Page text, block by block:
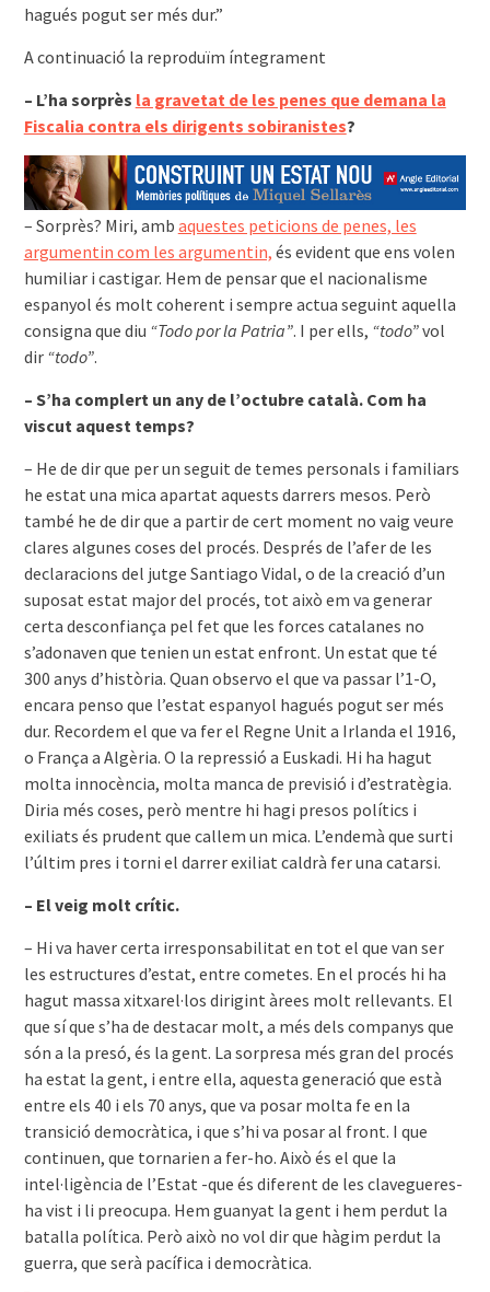
hagués pogut ser més dur.”
A continuació la reproduïm íntegrament
– L’ha sorprès la gravetat de les penes que demana la
Fiscalia contra els dirigents sobiranistes?
– Sorprès? Miri, amb aquestes peticions de penes, les
argumentin com les argumentin, és evident que ens volen
humiliar i castigar. Hem de pensar que el nacionalisme
espanyol és molt coherent i sempre actua seguint aquella
consigna que diu “Todo por la Patria”. I per ells, “todo”vol
dir “todo”.
– S’ha complert un any de l’octubre català. Com ha
viscut aquest temps?
– He de dir que per un seguit de temes personals i familiars
he estat una mica apartat aquests darrers mesos. Però
també he de dir que a partir de cert moment no vaig veure
clares algunes coses del procés. Després de l’afer de les
declaracions del jutge Santiago Vidal, o de la creació d’un
suposat estat major del procés, tot això em va generar
certa desconfiança pel fet que les forces catalanes no
s’adonaven que tenien un estat enfront. Un estat que té
300 anys d’història. Quan observo el que va passar l’1-O,
encara penso que l’estat espanyol hagués pogut ser més
dur. Recordem el que va fer el Regne Unit a Irlanda el 1916,
o França a Algèria. O la repressió a Euskadi. Hi ha hagut
molta innocència, molta manca de previsió i d’estratègia.
Diria més coses, però mentre hi hagi presos polítics i
exiliats és prudent que callem un mica. L’endemà que surti
l’últim pres i torni el darrer exiliat caldrà fer una catarsi.
– El veig molt crític.
– Hi va haver certa irresponsabilitat en tot el que van ser
les estructures d’estat, entre cometes. En el procés hi ha
hagut massa xitxarel·los dirigint àrees molt rellevants. El
que sí que s’ha de destacar molt, a més dels companys que
són a la presó, és la gent. La sorpresa més gran del procés
ha estat la gent, i entre ella, aquesta generació que està
entre els 40 i els 70 anys, que va posar molta fe en la
transició democràtica, i que s’hi va posar al front. I que
continuen, que tornarien a fer-ho. Això és el que la
intel·ligència de l’Estat -que és diferent de les clavegueres-
ha vist i li preocupa. Hem guanyat la gent i hem perdut la
batalla política. Però això no vol dir que hàgim perdut la
guerra, que serà pacífica i democràtica.